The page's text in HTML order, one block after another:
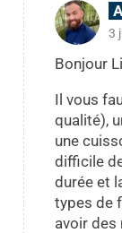
3
Bonjour
Il vous
qualité),
une
difficile
durée et
types de
avoir des